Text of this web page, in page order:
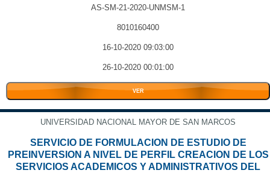
AS-SM-21-2020-UNMSM-1
8010160400
16-10-2020 09:03:00
26-10-2020 00:01:00
VER
UNIVERSIDAD NACIONAL MAYOR DE SAN MARCOS
SERVICIO DE FORMULACION DE ESTUDIO DE
PREINVERSION A NIVEL DE PERFIL CREACION DE LOS
SERVICIOS ACADEMICOS Y ADMINISTRATIVOS DEL